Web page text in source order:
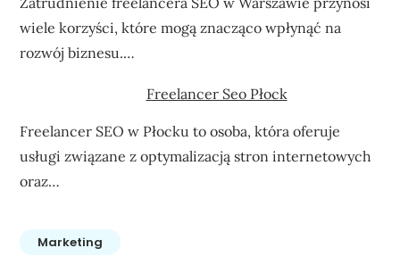
wiele korzyści, które mogą znacząco wpłynąć na
rozwój biznesu.…
Freelancer Seo Płock
Freelancer SEO w Płocku to osoba, która oferuje
usługi związane z optymalizacją stron internetowych
oraz…
Marketing